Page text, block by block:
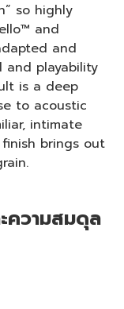
so highly
and
and
and playability
is a deep
to acoustic
intimate
brings out
ความสมดุล